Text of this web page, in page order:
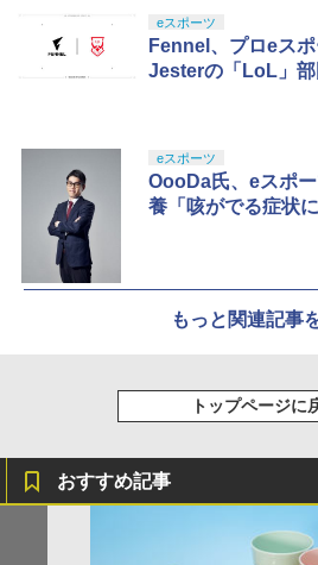
￥8,800
eスポーツ
Fennel、プロeス
Jesterの「LoL」部
eスポーツ
OooDa氏、eスポ
養「咳がでる症状
もっと関連記事
トップページに
おすすめ記事